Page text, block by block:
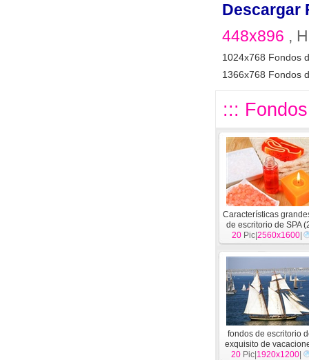
Descargar
448x896 ,
1024x768 Fondos
1366x768 Fondos
:::
Características
de escritorio de SPA
20 Pic| 2560x1600
fondos de escritorio
exquisito de
20 Pic| 1920x1200